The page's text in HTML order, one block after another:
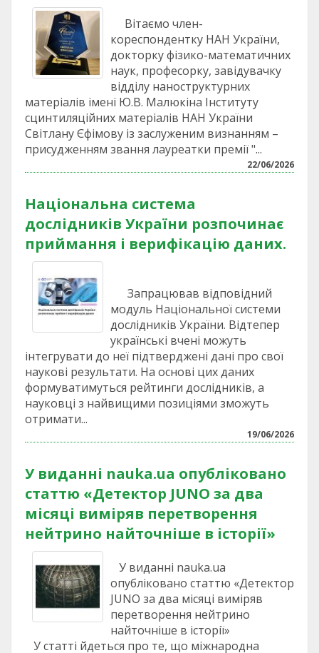
Вітаємо член-
кореспондентку НАН України,
докторку фізико-математичних
наук, професорку, завідувачку
відділу наноструктурних
матеріалів імені Ю.В. Малюкіна Інституту
сцинтиляційних матеріалів НАН України
Світлану Єфімову із заслуженим визнанням –
присудженням звання лауреатки премії "...
22/06/2026
Національна система
дослідників України розпочинає
приймання і верифікацію даних.
Запрацював відповідний
модуль Національної системи
дослідників України. Відтепер
українські вчені можуть
інтегрувати до неї підтверджені дані про свої
наукові результати. На основі цих даних
формуватимуться рейтинги дослідників, а
науковці з найвищими позиціями зможуть
отримати...
19/06/2026
У виданні nauka.ua опубліковано
статтю «Детектор JUNO за два
місяці виміряв перетворення
нейтрино найточніше в історії»
У виданні nauka.ua
опубліковано статтю «Детектор
JUNO за два місяці виміряв
перетворення нейтрино
найточніше в історії»
У статті йдеться про те, що міжнародна